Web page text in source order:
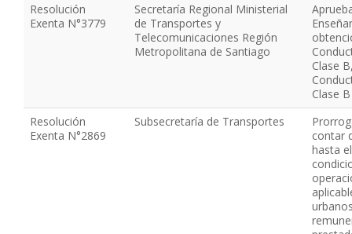
Resolución
Exenta N°3779
Secretaría Regional Ministerial
de Transportes y
Telecomunicaciones Región
Metropolitana de Santiago
Clase
Clase
Resolución
Exenta N°2869
Subsecretaría de Transportes
contar
hasta